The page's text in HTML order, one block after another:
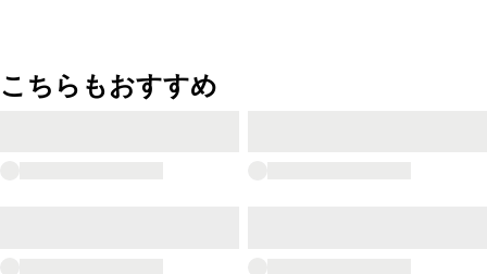
こちらもおすすめ